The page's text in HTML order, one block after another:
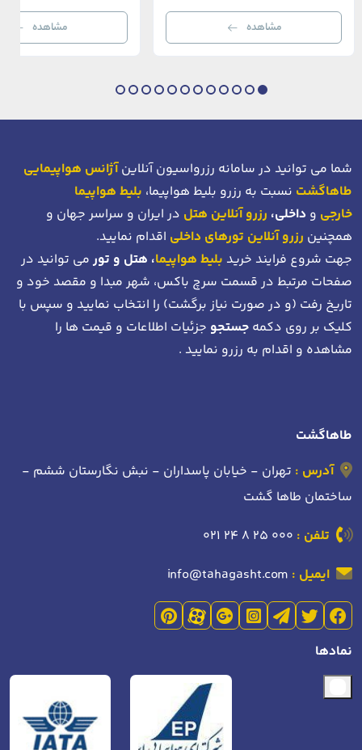
رستوران‌ها و ویلاها در هم آمیخته و تصویری
بی‌نظیر از استانبول معاصر را به […]
مشاهده
می‌رسند. امینونو از دوران
مشاهده
شما می توانید در سامانه رزرواسیون آنلاینآژانس هواپیمایی
طاهاگشت نسبت به رزرو بلیط هواپیما، بلیط هواپیما
خارجی و داخلی، رزرو آنلاین هتل در ایران و سراسر جهان و
همچنین رزرو آنلاین تورهای داخلی اقدام نمایید.
جهت شروع فرایند خرید بلیط هواپیما، هتل و تورمی توانید در
صفحات مرتبط در قسمت سرچ باکس، شهر مبدا و مقصد خود و
تاریخ رفت (و در صورت نیاز برگشت) را انتخاب نمایید و سپس با
کلیک بر روی دکمه جستجو جزئیات اطلاعات و قیمت ها را
مشاهده و اقدام به رزرو نمایید .
طاهاگشت
آدرس : تهران - خیابان پاسداران - نبش نگارستان ششم -
ساختمان طاها گشت
تلفن : 021 24 8 25 000
ایمیل : info@tahagasht.com
نمادها